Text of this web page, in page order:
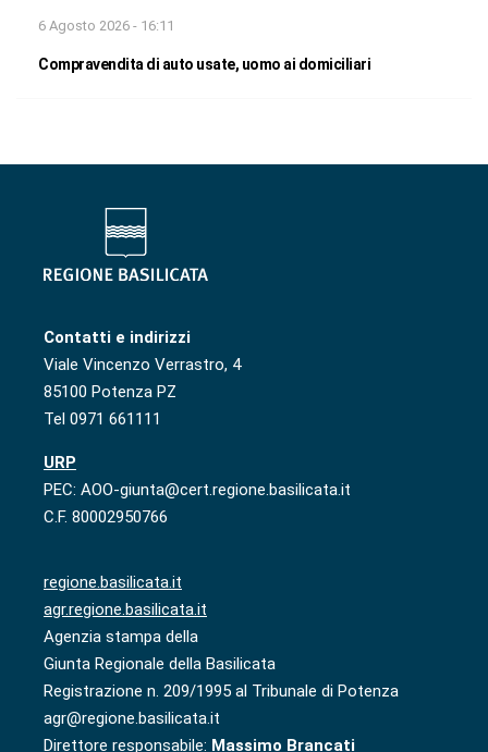
6 Agosto 2026 - 16:11
Compravendita di auto usate, uomo ai domiciliari
Contatti e indirizzi
Viale Vincenzo Verrastro, 4
85100 Potenza PZ
Tel 0971 661111
URP
PEC: AOO-giunta@cert.regione.basilicata.it
C.F. 80002950766
regione.basilicata.it
agr.regione.basilicata.it
Agenzia stampa della
Giunta Regionale della Basilicata
Registrazione n. 209/1995 al Tribunale di Potenza
agr@regione.basilicata.it
Direttore responsabile: Massimo Brancati